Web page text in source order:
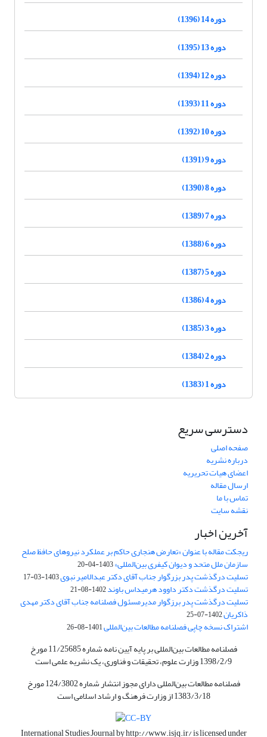
دوره 14 (1396)
دوره 13 (1395)
دوره 12 (1394)
دوره 11 (1393)
دوره 10 (1392)
دوره 9 (1391)
دوره 8 (1390)
دوره 7 (1389)
دوره 6 (1388)
دوره 5 (1387)
دوره 4 (1386)
دوره 3 (1385)
دوره 2 (1384)
دوره 1 (1383)
دسترسی سریع
صفحه اصلی
درباره نشریه
اعضای هیات تحریریه
ارسال مقاله
تماس با ما
نقشه سایت
آخرین اخبار
ریجکت مقاله با عنوان «تعارض هنجاری حاکم بر عملکرد نیروهای حافظ صلح
سازمان ملل متحد و دیوان کیفری بین‌المللی»1403-04-20
تسلیت درگذشت پدر بزرگوار جناب آقای دکتر عبدالامیر نبوی1403-03-17
تسلیت درگذشت دکتر داوود هرمیداس باوند1402-08-21
تسلیت درگذشت پدر برزگوار مدیرمسئول فصلنامه جناب آقای دکتر مهدی
ذاکریان1402-07-25
اشتراک نسخه چاپی فصلنامه مطالعات بین‌المللی1401-08-26
فصلنامه مطالعات بین‌المللی بر پایه آیین نامه شماره 11/25685 مورخ
1398/2/9 وزارت علوم، تحقیقات و فناوری، یک نشریه علمی است
فصلنامه مطالعات بین‌المللی دارای مجوز انتشار شماره 124/3802 مورخ
1383/3/18 از وزارت فرهنگ و ارشاد اسلامی است
International Studies Journal byhttp://www.isjq.ir/is licensed under